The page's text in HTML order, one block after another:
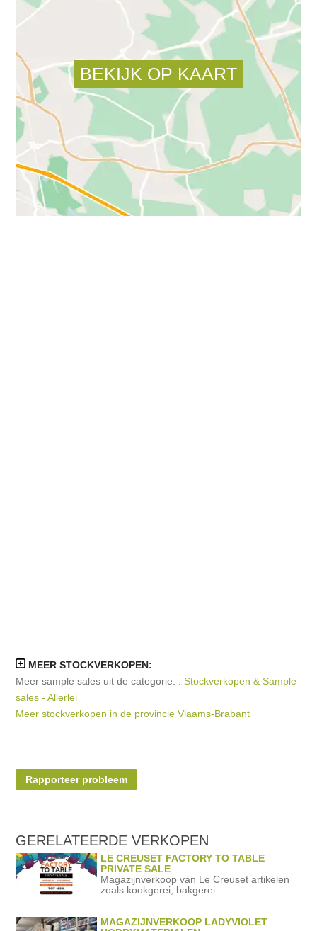
MEER STOCKVERKOPEN:
Meer sample sales uit de categorie: :Stockverkopen & Sample
sales - Allerlei
Meer stockverkopen in de provincie Vlaams-Brabant
Rapporteer probleem
GERELATEERDEVERKOPEN
LE CREUSET FACTORY TO TABLE
PRIVATE SALE
Magazijnverkoop van Le Creuset artikelen
zoals kookgerei, bakgerei ...
MAGAZIJNVERKOOP LADYVIOLET